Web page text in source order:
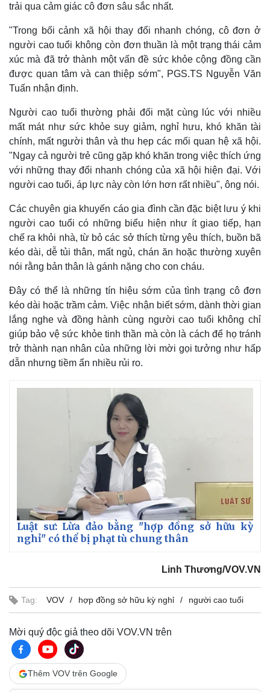
Kinh tế
Khởi nghiệp
Tiêu dùng
Chứng khoán
Giá cà phê
trải qua cảm giác cô đơn sâu sắc nhất.
"Trong bối cảnh xã hội thay đổi nhanh chóng, cô đơn ở
người cao tuổi không còn đơn thuần là một trạng thái cảm
xúc mà đã trở thành một vấn đề sức khỏe cộng đồng cần
được quan tâm và can thiệp sớm", PGS.TS Nguyễn Văn
Tuấn nhận định.
Người cao tuổi thường phải đối mặt cùng lúc với nhiều
mất mát như sức khỏe suy giảm, nghỉ hưu, khó khăn tài
chính, mất người thân và thu hẹp các mối quan hệ xã hội.
"Ngay cả người trẻ cũng gặp khó khăn trong việc thích ứng
với những thay đổi nhanh chóng của xã hội hiện đại. Với
người cao tuổi, áp lực này còn lớn hơn rất nhiều", ông nói.
Các chuyên gia khuyến cáo gia đình cần đặc biệt lưu ý khi
người cao tuổi có những biểu hiện như ít giao tiếp, hạn
chế ra khỏi nhà, từ bỏ các sở thích từng yêu thích, buồn bã
kéo dài, dễ tủi thân, mất ngủ, chán ăn hoặc thường xuyên
nói rằng bản thân là gánh nặng cho con cháu.
Đây có thể là những tín hiệu sớm của tình trạng cô đơn
kéo dài hoặc trầm cảm. Việc nhận biết sớm, dành thời gian
lắng nghe và đồng hành cùng người cao tuổi không chỉ
giúp bảo vệ sức khỏe tinh thần mà còn là cách để họ tránh
trở thành nạn nhân của những lời mời gọi tưởng như hấp
dẫn nhưng tiềm ẩn nhiều rủi ro.
Luật sư: Lừa đảo bằng "hợp đồng sở hữu kỳ
nghỉ" có thể bị phạt tù chung thân
Linh Thương/VOV.VN
Tag: VOV hợp đồng sở hữu kỳ nghỉ người cao tuổi
Mời quý độc giả theo dõi VOV.VN trên
Thêm VOV trên Google